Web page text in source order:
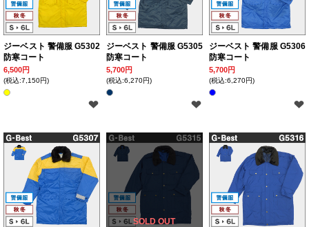
ジーベスト 警備服 G5302
防寒コート
6,500円
(税込:7,150円)
ジーベスト 警備服 G5305
防寒コート
5,700円
(税込:6,270円)
ジーベスト 警備服 G5306
防寒コート
5,700円
(税込:6,270円)
SOLD OUT